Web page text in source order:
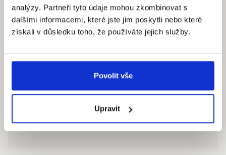
analýzy. Partneři tyto údaje mohou zkombinovat s
dalšími informacemi, které jste jim poskytli nebo které
získali v důsledku toho, že používáte jejich služby.
Povolit vše
Upravit